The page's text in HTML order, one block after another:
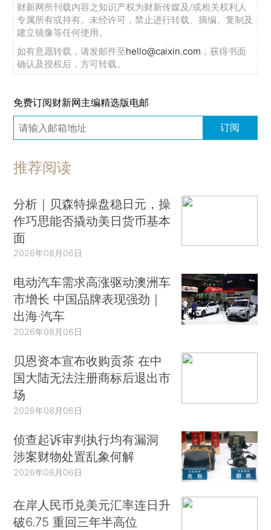
财新网所刊载内容之知识产权为财新传媒及/或相关权利人
专属所有或持有。未经许可，禁止进行转载、摘编、复制及
建立镜像等任何使用。
如有意愿转载，请发邮件至hello@caixin.com ，获得书面
确认及授权后，方可转载。
免费订阅财新网主编精选版电邮
订阅
推荐阅读
分析｜贝森特操盘稳日元，操
作巧思能否撬动美日货币基本
面
2026年08月06日
电动汽车需求高涨驱动澳洲车
市增长 中国品牌表现强劲｜
出海·汽车
2026年08月06日
贝恩资本宣布收购贡茶 在中
国大陆无法注册商标后退出市
场
2026年08月06日
侦查起诉审判执行均有漏洞
涉案财物处置乱象何解
2026年08月06日
在岸人民币兑美元汇率连日升
破6.75 重回三年半高位